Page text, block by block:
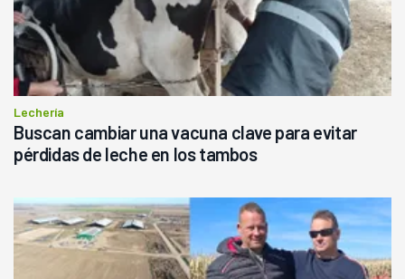
Lechería
Buscan cambiar una vacuna clave para evitar
pérdidas de leche en los tambos